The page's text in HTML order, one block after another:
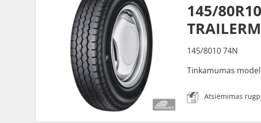
145/
145/8010 74N
Tinkamumas
Atsiėmimas